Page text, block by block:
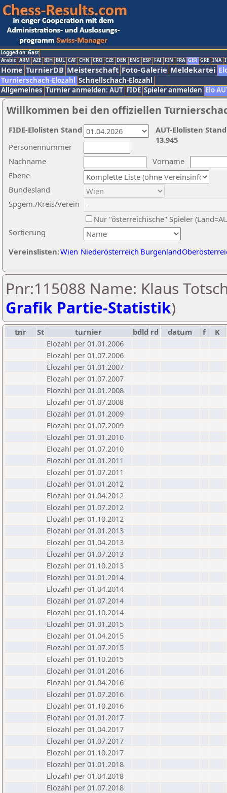
Logged on: Gast
Arabic ARM AZE BIH BUL CAT CHN CRO CZE DEN ENG ESP FAI FIN FRA GER GRE INA
Home TurnierDB Meisterschaft Foto-Galerie Meldekartei
Turnierschach-Elozahl Schnellschach-Elozahl
Allgemeines Turnier anmelden: AUT FIDE Spieler anmelden Elo
Willkommen bei den offiziellen
Nachname
Vorname
Ebene
Sortierung
Personennummer
Bundesland
Spgem./Kreis/Verein
Nur "österreichische" Spieler
Vereinslisten:Wien Niederösterreich Burgenland
AUT-Elolisten
13.945
FIDE-Elolisten Stand
Pnr:115088 Name: Klaus
Grafik Partie-Statistik)
tnr St turnier bdld rd datum f
K
Elozahl per 01.01.2006
Elozahl per 01.07.2006
Elozahl per 01.01.2007
Elozahl per 01.07.2007
Elozahl per 01.01.2008
Elozahl per 01.07.2008
Elozahl per 01.01.2009
Elozahl per 01.07.2009
Elozahl per 01.01.2010
Elozahl per 01.07.2010
Elozahl per 01.01.2011
Elozahl per 01.07.2011
Elozahl per 01.01.2012
Elozahl per 01.04.2012
Elozahl per 01.07.2012
Elozahl per 01.10.2012
Elozahl per 01.01.2013
Elozahl per 01.04.2013
Elozahl per 01.07.2013
Elozahl per 01.10.2013
Elozahl per 01.01.2014
Elozahl per 01.04.2014
Elozahl per 01.07.2014
Elozahl per 01.10.2014
Elozahl per 01.01.2015
Elozahl per 01.04.2015
Elozahl per 01.07.2015
Elozahl per 01.10.2015
Elozahl per 01.01.2016
Elozahl per 01.04.2016
Elozahl per 01.07.2016
Elozahl per 01.10.2016
Elozahl per 01.01.2017
Elozahl per 01.04.2017
Elozahl per 01.07.2017
Elozahl per 01.10.2017
Elozahl per 01.01.2018
Elozahl per 01.04.2018
Elozahl per 01.07.2018